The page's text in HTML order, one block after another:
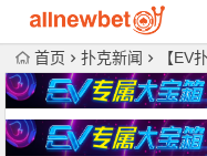
首页 扑克新闻 【EV扑